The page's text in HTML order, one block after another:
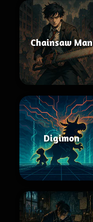
Chainsaw Man
Digimon